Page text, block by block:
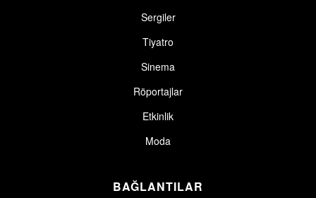
Sergiler
Tiyatro
Sinema
Röportajlar
Etkinlik
Moda
BAĞLANTILAR